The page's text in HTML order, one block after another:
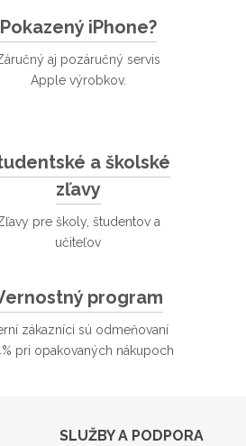
Pokazený iPhone?
aj pozáručný servis
Apple výrobkov.
a školské
zľavy
pre školy, študentov a
učiteľov
program
zákazníci sú odmeňovaní
pri opakovaných nákupoch
SLUŽBY A PODPORA